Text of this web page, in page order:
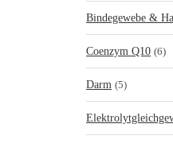
Bindegewebe &
Coenzym Q10 (6)
Darm (5)